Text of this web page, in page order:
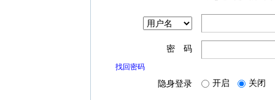
密 码
找回密码
隐身登录 开启 关闭